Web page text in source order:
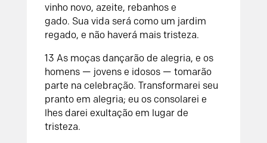
vinho novo, azeite, rebanhos e
gado. Sua vida será como um jardim
regado, e não haverá mais tristeza.
13 As moças dançarão de alegria, e os
homens — jovens e idosos — tomarão
parte na celebração. Transformarei seu
pranto em alegria; eu os consolarei e
lhes darei exultação em lugar de
tristeza.